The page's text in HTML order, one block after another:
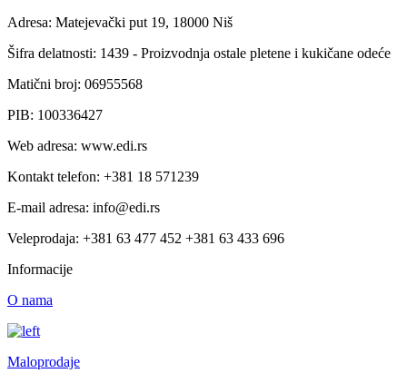
Adresa: Matejevački put 19, 18000 Niš
Šifra delatnosti: 1439 - Proizvodnja ostale pletene i kukičane odeće
Matični broj: 06955568
PIB: 100336427
Web adresa: www.edi.rs
Kontakt telefon: +381 18 571239
E-mail adresa: info@edi.rs
Veleprodaja: +381 63 477 452 +381 63 433 696
Informacije
O nama
Maloprodaje